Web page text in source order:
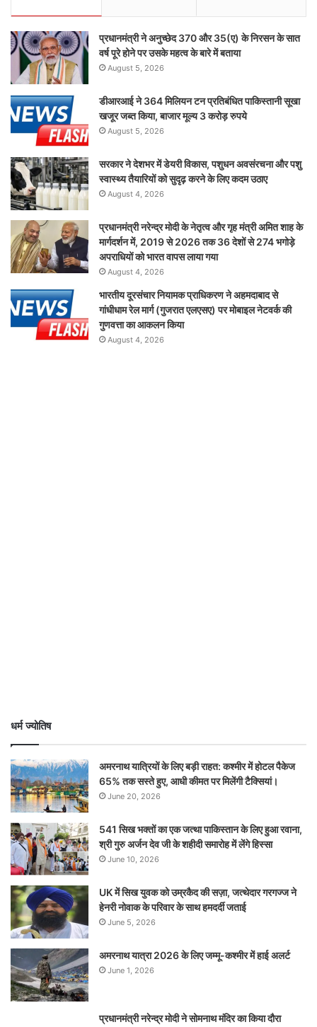
प्रधानमंत्री ने अनुच्छेद 370 और 35(ए) के निरसन के सात
वर्ष पूरे होने पर उसके महत्व के बारे में बताया
August 5, 2026
डीआरआई ने 364 मिलियन टन प्रतिबंधित पाकिस्तानी सूखा
खजूर जब्त किया, बाजार मूल्य 3 करोड़ रुपये
August 5, 2026
सरकार ने देशभर में डेयरी विकास, पशुधन अवसंरचना और पशु
स्वास्थ्य तैयारियों को सुदृढ़ करने के लिए कदम उठाए
August 4, 2026
प्रधानमंत्री नरेन्द्र मोदी के नेतृत्व और गृह मंत्री अमित शाह के
मार्गदर्शन में, 2019 से 2026 तक 36 देशों से 274 भगोड़े
अपराधियों को भारत वापस लाया गया
August 4, 2026
भारतीय दूरसंचार नियामक प्राधिकरण ने अहमदाबाद से
गांधीधाम रेल मार्ग (गुजरात एलएसए) पर मोबाइल नेटवर्क की
गुणवत्ता का आकलन किया
August 4, 2026
धर्म ज्योतिष
अमरनाथ यात्रियों के लिए बड़ी राहत: कश्मीर में होटल पैकेज
65% तक सस्ते हुए, आधी कीमत पर मिलेंगी टैक्सियां।
June 20, 2026
541 सिख भक्तों का एक जत्था पाकिस्तान के लिए हुआ रवाना,
श्री गुरु अर्जन देव जी के शहीदी समारोह में लेंगे हिस्सा
June 10, 2026
UK में सिख युवक को उम्रकैद की सज़ा, जत्थेदार गरगज्ज ने
हेनरी नोवाक के परिवार के साथ हमदर्दी जताई
June 5, 2026
अमरनाथ यात्रा 2026 के लिए जम्मू-कश्मीर में हाई अलर्ट
June 1, 2026
प्रधानमंत्री नरेन्‍द्र मोदी ने सोमनाथ मंदिर का किया दौरा